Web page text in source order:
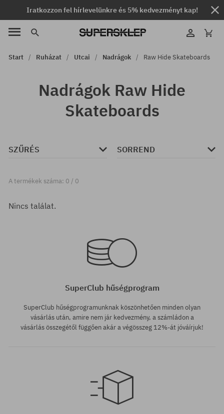
Iratkozzon fel hírlevelünkre és 5% kedvezményt kap!
Start Ruházat Utcai Nadrágok Raw Hide Skateboards
Nadrágok Raw Hide
Skateboards
SZŰRÉS SORREND
A termékek száma: 0 / 0
Nincs találat.
SuperClub hűségprogram
SuperClub hűségprogramunknak köszönhetően minden olyan
vásárlás után, amire nem jár kedvezmény, a számládon a
vásárlás összegétől függően akár a végösszeg 12%-át jóváírjuk!